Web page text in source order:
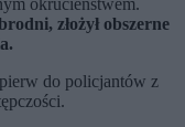
złożył obszerne
do policjantów z